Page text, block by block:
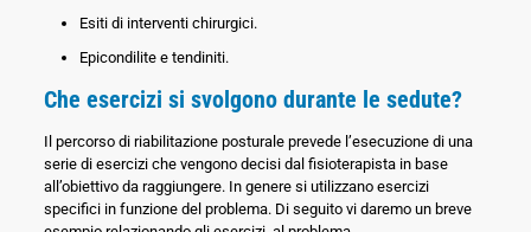
Esiti di interventi chirurgici.
Epicondilite e tendiniti.
Che esercizi si svolgono durante le sedute?
Il percorso di riabilitazione posturale prevede l’esecuzione di una
serie di esercizi che vengono decisi dal fisioterapista in base
all’obiettivo da raggiungere. In genere si utilizzano esercizi
specifici in funzione del problema. Di seguito vi daremo un breve